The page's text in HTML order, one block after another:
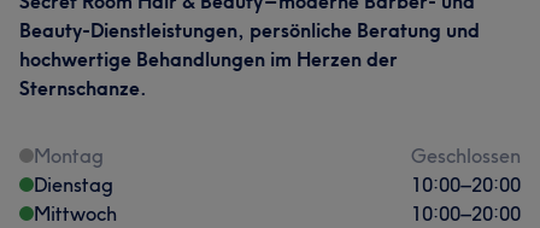
Beauty-Dienstleistungen, persönliche Beratung und
hochwertige Behandlungen im Herzen der
Sternschanze.
Montag
Geschlossen
Dienstag
10:00–20:00
Mittwoch
10:00–20:00